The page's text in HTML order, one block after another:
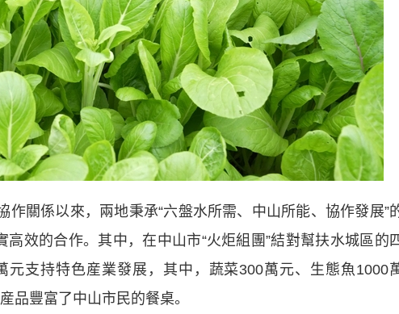
關係以來，兩地秉承“六盤水所需、中山所能、協作發展”
效的合作。其中，在中山市“火炬組團”結對幫扶水城區的
元支持特色産業發展，其中，蔬菜300萬元、生態魚1000
品豐富了中山市民的餐桌。